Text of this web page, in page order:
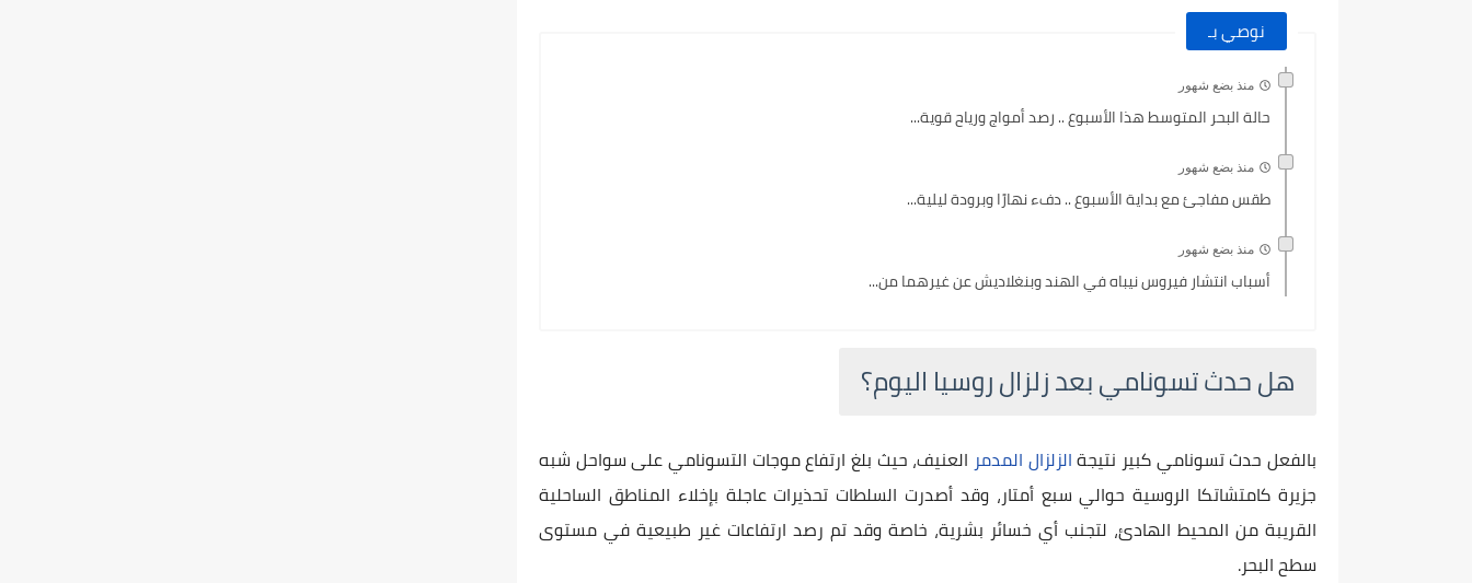
نوصي بـ
منذ بضع شهور
حالة البحر المتوسط هذا الأسبوع .. رصد أمواج ورياح قوية...
منذ بضع شهور
طقس مفاجئ مع بداية الأسبوع .. دفء نهارًا وبرودة ليلية...
منذ بضع شهور
أسباب انتشار فيروس نيباه في الهند وبنغلاديش عن غيرهما من...
هل حدث تسونامي بعد زلزال روسيا اليوم؟
بالفعل حدث تسونامي كبير نتيجةالزلزال المدمر العنيف، حيث بلغ ارتفاع موجات التسونامي على سواحل شبه
جزيرة كامتشاتكا الروسية حوالي سبع أمتار، وقد أصدرت السلطات تحذيرات عاجلة بإخلاء المناطق الساحلية
القريبة من المحيط الهادئ، لتجنب أي خسائر بشرية، خاصة وقد تم رصد ارتفاعات غير طبيعية في مستوى
سطح البحر.